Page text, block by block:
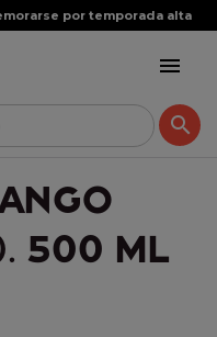
por temporada alta


500 ML